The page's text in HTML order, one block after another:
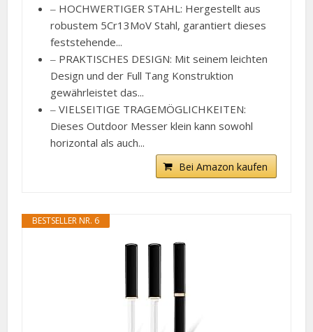
‒ HOCHWERTIGER STAHL: Hergestellt aus
robustem 5Cr13MoV Stahl, garantiert dieses
feststehende...
‒ PRAKTISCHES DESIGN: Mit seinem leichten
Design und der Full Tang Konstruktion
gewährleistet das...
‒ VIELSEITIGE TRAGEMÖGLICHKEITEN:
Dieses Outdoor Messer klein kann sowohl
horizontal als auch...
Bei Amazon kaufen
BESTSELLER NR. 6